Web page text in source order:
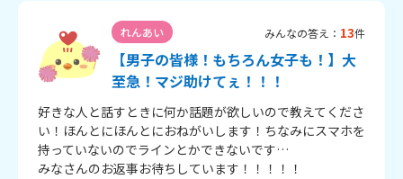
れんあい みんなの答え： 13件
【男子の皆様！もちろん女子も！】大
至急！マジ助けてぇ！！！
好きな人と話すときに何か話題が欲しいので教えてくださ
い！ほんとにほんとにおねがいします！ちなみにスマホを
持っていないのでラインとかできないです…
みなさんのお返事お待ちしています！！！！！